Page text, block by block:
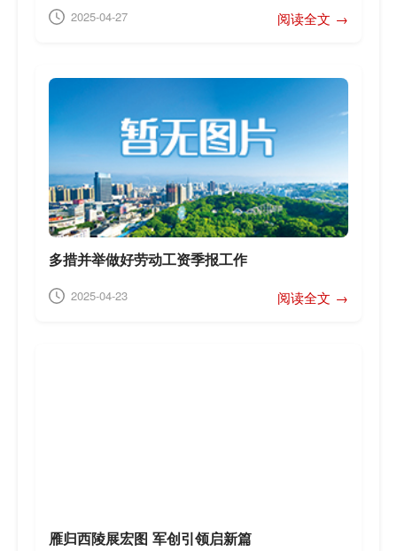
2025-04-27 阅读全文 →
多措并举做好劳动工资季报工作
2025-04-23 阅读全文 →
雁归西陵展宏图 军创引领启新篇